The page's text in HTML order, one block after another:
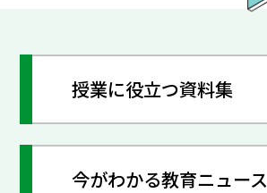
授業に役立つ資料集
今がわかる教育ニュース